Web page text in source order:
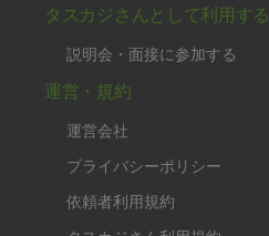
タスカジさんとして利用する
説明会・面接に参加する
運営・規約
運営会社
プライバシーポリシー
依頼者利用規約